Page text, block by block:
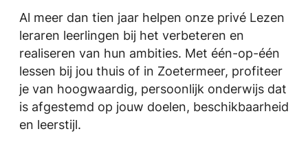
Al meer dan tien jaar helpen onze privé Lezen
leraren leerlingen bij het verbeteren en
realiseren van hun ambities. Met één-op-één
lessen bij jou thuis of in Zoetermeer, profiteer
je van hoogwaardig, persoonlijk onderwijs dat
is afgestemd op jouw doelen, beschikbaarheid
en leerstijl.